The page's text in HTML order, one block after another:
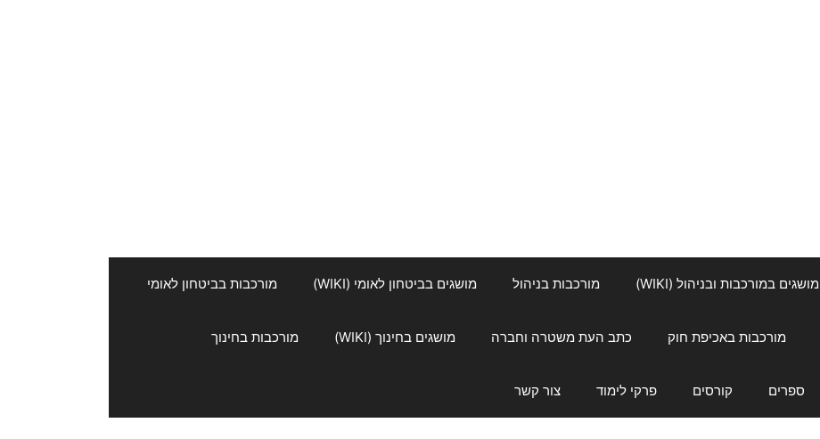
מושגים במורכבות ובניהול (WIKI) מורכבות בניהול מושגים בביטחון לאומי (WIKI) מורכבות בביטחון לאומי
מורכבות באכיפת חוק כתב העת משטרה וחברה מושגים בחינוך (WIKI) מורכבות בחינוך
ספרים קורסים פרקי לימוד צור קשר